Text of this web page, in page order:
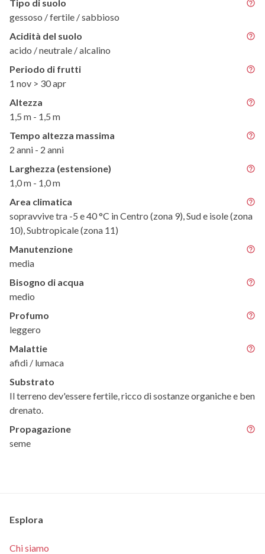
Tipo di suolo
gessoso / fertile / sabbioso
Acidità del suolo
acido / neutrale / alcalino
Periodo di frutti
1 nov > 30 apr
Altezza
1,5 m - 1,5 m
Tempo altezza massima
2 anni - 2 anni
Larghezza (estensione)
1,0 m - 1,0 m
Area climatica
sopravvive tra -5 e 40 °C in Centro (zona 9), Sud e isole (zona
10), Subtropicale (zona 11)
Manutenzione
media
Bisogno di acqua
medio
Profumo
leggero
Malattie
afidi / lumaca
Substrato
Il terreno dev'essere fertile, ricco di sostanze organiche e ben
drenato.
Propagazione
seme
Esplora
Chi siamo